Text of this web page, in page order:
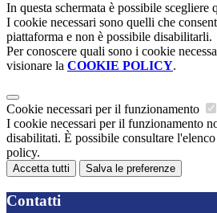
In questa schermata è possibile scegliere
I cookie necessari sono quelli che
piattaforma e non è possibile disabilitarli.
Per conoscere quali sono i cookie
visionare la COOKIE POLICY.
Cookie necessari per il funzionamento
I cookie necessari per il funzionamento
disabilitati. È possibile consultare
policy.
Accetta tutti Salva le preferenze
Contatti